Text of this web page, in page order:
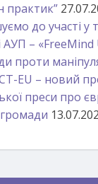
практик”
до участі у
АУП –
проти
EU – новий
преси про